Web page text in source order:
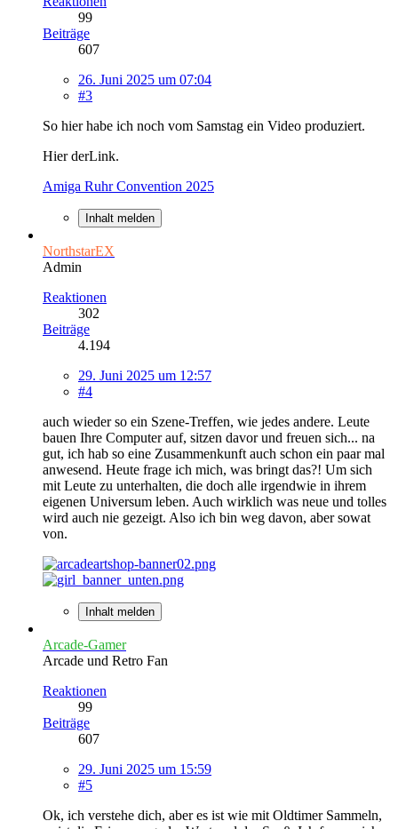
99
Beiträge
607
26. Juni 2025 um 07:04
#3
So hier habe ich noch vom Samstag ein Video produziert.
Hier derLink.
Amiga Ruhr Convention 2025
Inhalt melden
NorthstarEX
Admin
Reaktionen
302
Beiträge
4.194
29. Juni 2025 um 12:57
#4
auch wieder so ein Szene-Treffen, wie jedes andere. Leute
bauen Ihre Computer auf, sitzen davor und freuen sich... na
gut, ich hab so eine Zusammenkunft auch schon ein paar mal
anwesend. Heute frage ich mich, was bringt das?! Um sich
mit Leute zu unterhalten, die doch alle irgendwie in ihrem
eigenen Universum leben. Auch wirklich was neue und tolles
wird auch nie gezeigt. Also ich bin weg davon, aber sowat
von.
Inhalt melden
Arcade-Gamer
Arcade und Retro Fan
Reaktionen
99
Beiträge
607
29. Juni 2025 um 15:59
#5
Ok, ich verstehe dich, aber es ist wie mit Oldtimer Sammeln,